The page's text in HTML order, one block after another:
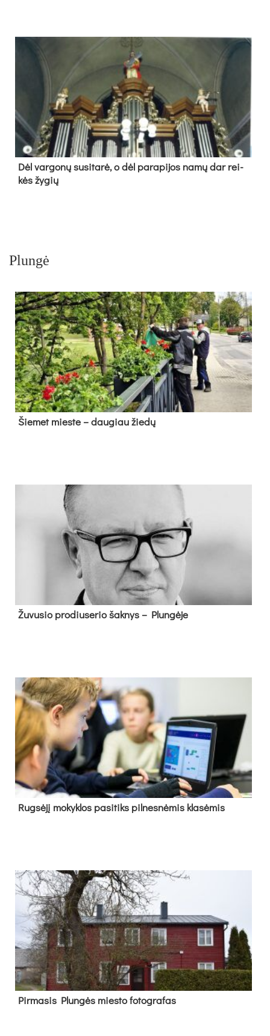
Dėl var­go­nų su­si­ta­rė, o dėl pa­ra­pi­jos na­mų dar rei­
kės žy­gių
Plungė
Šie­met mies­te – dau­giau žie­dų
Žu­vu­sio pro­diu­se­rio šak­nys – Plun­gė­je
Rug­sė­jį mo­kyk­los pa­si­tiks pil­nes­nė­mis kla­sė­mis
Pir­ma­sis Plun­gės mies­to fo­tog­ra­fas